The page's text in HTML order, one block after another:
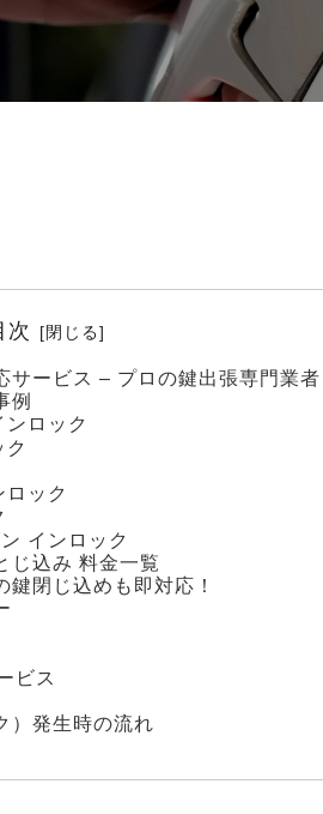
次
サービス – プロの鍵出張専門業者
例
ロック
ック
インロック
じ込み 料金一覧
閉じ込めも即対応！
ビス
）発生時の流れ